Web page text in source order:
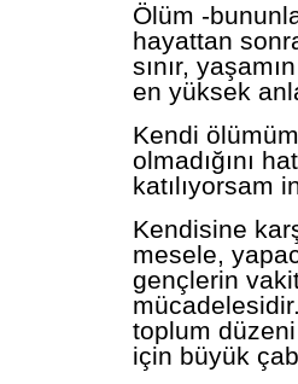
Ölüm -
hayattan
sınır,
en yüksek
Kendi
olmadığını
katılıyorsam
Kendisine
mesele,
gençlerin
toplum
için büyük